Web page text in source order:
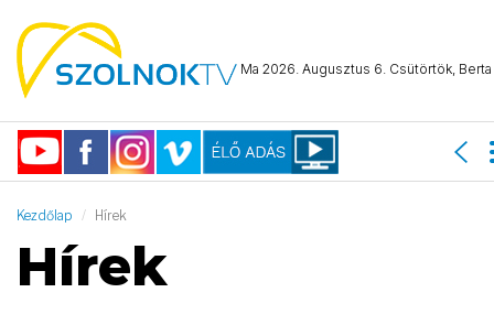
Ma 2026. Augusztus 6. Csütörtök, Berta
Kezdőlap Hírek
Hírek